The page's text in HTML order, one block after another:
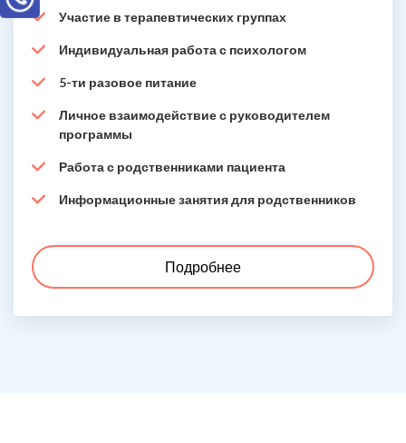
Участие в терапевтических группах
Индивидуальная работа с психологом
5-ти разовое питание
Личное взаимодействие с руководителем
программы
Работа с родственниками пациента
Информационные занятия для родственников
Подробнее